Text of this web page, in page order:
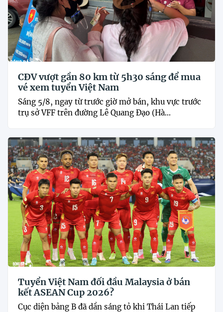
CĐV vượt gần 80 km từ 5h30 sáng để mua
vé xem tuyển Việt Nam
Sáng 5/8, ngay từ trước giờ mở bán, khu vực trước
trụ sở VFF trên đường Lê Quang Đạo (Hà...
Tuyển Việt Nam đối đầu Malaysia ở bán
kết ASEAN Cup 2026?
Cục diện bảng B đã dần sáng tỏ khi Thái Lan tiếp